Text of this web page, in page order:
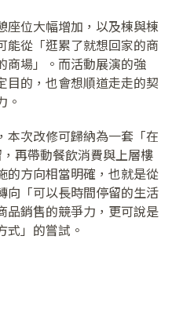
座位大幅增加，以及棟與棟
能從「逛累了就想回家的商
商場」。而活動展演的強
目的，也會想順道走走的契
。
本次改修可歸納為一套「在
再帶動餐飲消費與上層樓
的方向相當明確，也就是從
向「可以長時間停留的生活
品銷售的競爭力，更可說是
式」的嘗試。